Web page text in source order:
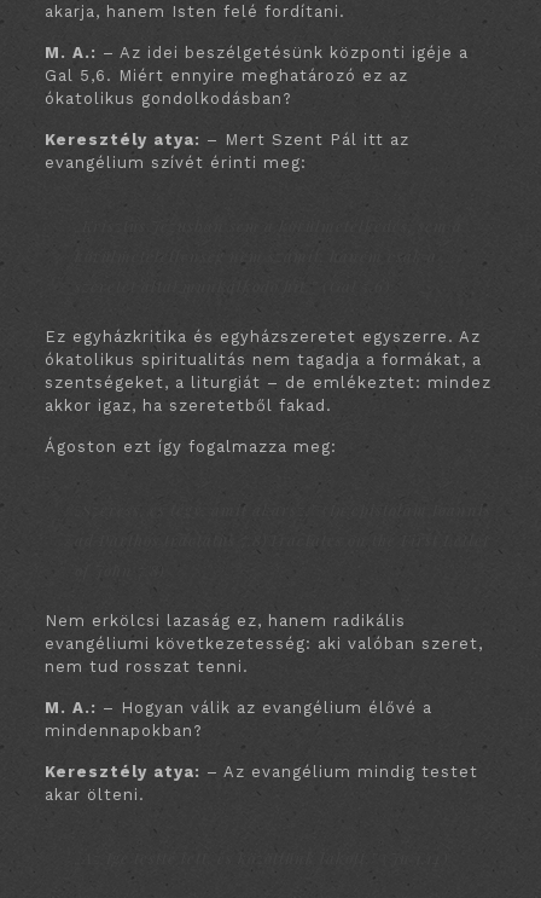
akarja, hanem Isten felé fordítani.
M. A.: – Az idei beszélgetésünk központi igéje a
Gal 5,6. Miért ennyire meghatározó ez az
ókatolikus gondolkodásban?
Keresztély atya: – Mert Szent Pál itt az
evangélium szívét érinti meg:
Ez egyházkritika és egyházszeretet egyszerre. Az
ókatolikus spiritualitás nem tagadja a formákat, a
szentségeket, a liturgiát – de emlékeztet: mindez
akkor igaz, ha szeretetből fakad.
Ágoston ezt így fogalmazza meg:
„Szeress, és tégy, amit akarsz.” (In epistolam Ioannis
Nem erkölcsi lazaság ez, hanem radikális
evangéliumi következetesség: aki valóban szeret,
nem tud rosszat tenni.
M. A.: – Hogyan válik az evangélium élővé a
mindennapokban?
Keresztély atya: – Az evangélium mindig testet
akar ölteni.